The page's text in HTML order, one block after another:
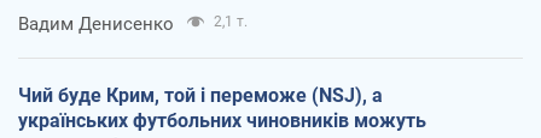
Вадим Денисенко 2,1 т.
Чий буде Крим, той і переможе (NSJ), а
українських футбольних чиновників можуть